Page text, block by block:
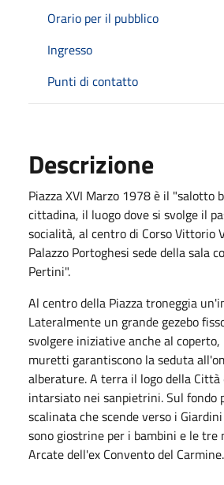
Orario per il pubblico
Ingresso
Punti di contatto
Descrizione
Piazza XVI Marzo 1978 è il "salotto
cittadina, il luogo dove si svolge il
socialità, al centro di Corso Vittorio
Palazzo Portoghesi sede della sala
Pertini".
Al centro della Piazza troneggia
Lateralmente un grande gezebo
svolgere iniziative anche al coperto,
muretti garantiscono la seduta
alberature. A terra il logo della
intarsiato nei sanpietrini. Sul fondo
scalinata che scende verso i
sono giostrine per i bambini e le tre
Arcate dell'ex Convento del Carmine.